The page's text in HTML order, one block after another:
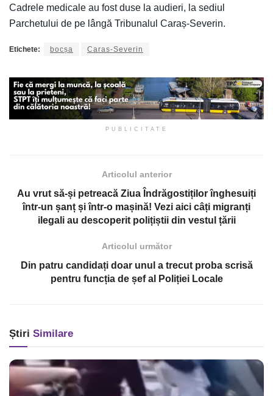
Cadrele medicale au fost duse la audieri, la sediul
Parchetului de pe lângă Tribunalul Caraș-Severin.
Etichete: bocșa Caras-Severin
PUBLICITATE
Articolul anterior
Au vrut să-și petreacă Ziua Îndrăgostiților înghesuiți
într-un șanț și într-o mașină! Vezi aici câți migranți
ilegali au descoperit polițiștii din vestul țării
Articolul următor
Din patru candidați doar unul a trecut proba scrisă
pentru funcția de șef al Poliției Locale
Știri Similare